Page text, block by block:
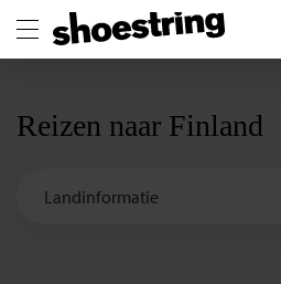
Reizen naar Finland